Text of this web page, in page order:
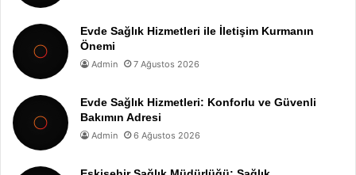
Evde Sağlık Hizmetleri ile İletişim Kurmanın
Önemi
Admin 7 Ağustos 2026
Evde Sağlık Hizmetleri: Konforlu ve Güvenli
Bakımın Adresi
Admin 6 Ağustos 2026